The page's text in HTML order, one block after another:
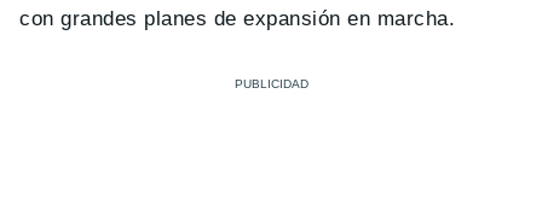
con grandes planes de expansión en marcha.